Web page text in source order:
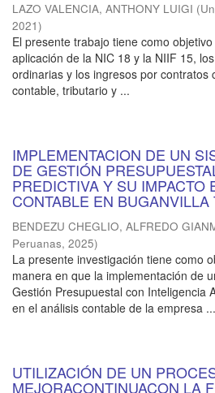
LAZO VALENCIA, ANTHONY LUIGI (
2021)
El presente trabajo tiene como
aplicación de la NIC 18 y la NIIF 15,
ordinarias y los ingresos por contratos
contable, tributario y ...
IMPLEMENTACION DE UN
DE GESTIÓN
PREDICTIVA Y SU IMPACTO
CONTABLE EN
BENDEZU CHEGLIO, ALFREDO
Peruanas, 2025)
La presente investigación tiene como
manera en que la implementación de
Gestión Presupuestal con Inteligencia
en el análisis contable de la empresa ...
UTILIZACIÓN DE UN
MEJORACONTINUACON LA